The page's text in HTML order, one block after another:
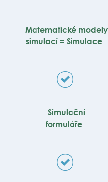
Matematické modely
simulací = Simulace
Simulační
formuláře